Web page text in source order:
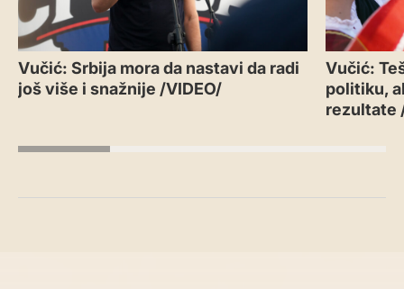
Vučić: Srbija mora da nastavi da radi
još više i snažnije /VIDEO/
Vučić:
politiku,
rezultate